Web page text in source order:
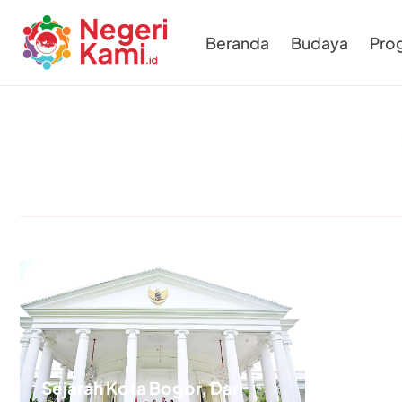
Beranda Budaya
Sejarah Kota Bogor, Dari